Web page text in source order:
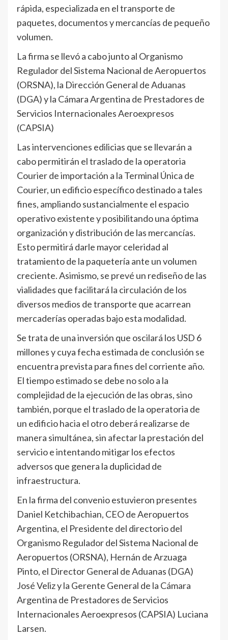
rápida, especializada en el transporte de
paquetes, documentos y mercancías de pequeño
volumen.
La firma se llevó a cabo junto al Organismo
Regulador del Sistema Nacional de Aeropuertos
(ORSNA), la Dirección General de Aduanas
(DGA) y la Cámara Argentina de Prestadores de
Servicios Internacionales Aeroexpresos
(CAPSIA)
Las intervenciones edilicias que se llevarán a
cabo permitirán el traslado de la operatoria
Courier de importación a la Terminal Única de
Courier, un edificio específico destinado a tales
fines, ampliando sustancialmente el espacio
operativo existente y posibilitando una óptima
organización y distribución de las mercancías.
Esto permitirá darle mayor celeridad al
tratamiento de la paquetería ante un volumen
creciente. Asimismo, se prevé un rediseño de las
vialidades que facilitará la circulación de los
diversos medios de transporte que acarrean
mercaderías operadas bajo esta modalidad.
Se trata de una inversión que oscilará los USD 6
millones y cuya fecha estimada de conclusión se
encuentra prevista para fines del corriente año.
El tiempo estimado se debe no solo a la
complejidad de la ejecución de las obras, sino
también, porque el traslado de la operatoria de
un edificio hacia el otro deberá realizarse de
manera simultánea, sin afectar la prestación del
servicio e intentando mitigar los efectos
adversos que genera la duplicidad de
infraestructura.
En la firma del convenio estuvieron presentes
Daniel Ketchibachian, CEO de Aeropuertos
Argentina, el Presidente del directorio del
Organismo Regulador del Sistema Nacional de
Aeropuertos (ORSNA), Hernán de Arzuaga
Pinto, el Director General de Aduanas (DGA)
José Veliz y la Gerente General de la Cámara
Argentina de Prestadores de Servicios
Internacionales Aeroexpresos (CAPSIA) Luciana
Larsen.